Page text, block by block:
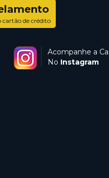
cartão de crédito
Acompanhe a
No Instagram